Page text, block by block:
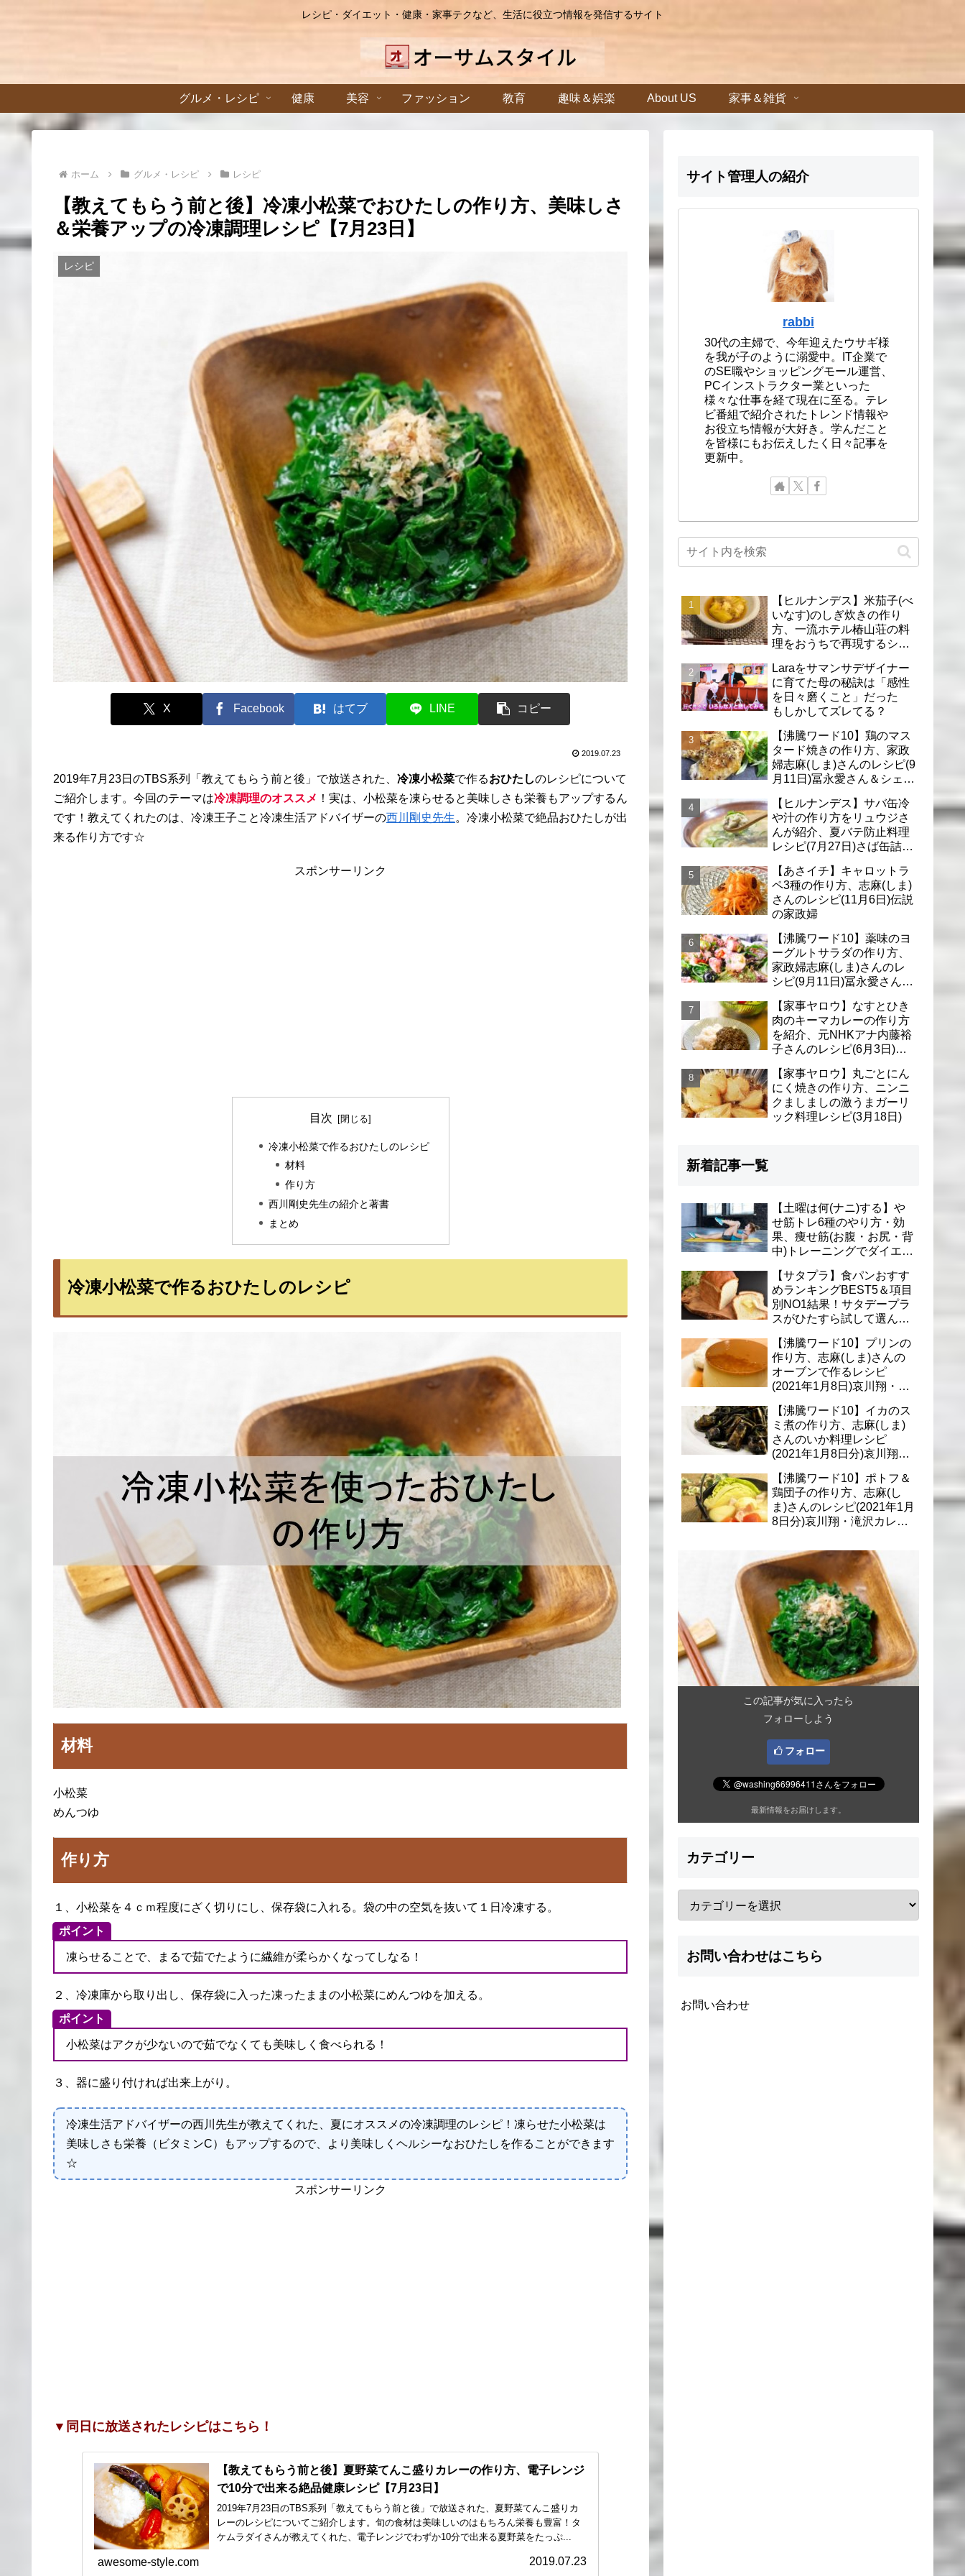
レシピ・ダイエット・健康・家事テクなど、生活に役立つ情報を発信するサイト
グルメ・レシピ 健康 美容 ファッション 教育 趣味＆娯楽 About US 家事＆雑貨
ホーム グルメ・レシピ レシピ
【教えてもらう前と後】冷凍小松菜でおひたしの作り方、美味しさ
＆栄養アップの冷凍調理レシピ【7月23日】
レシピ
X Facebook はてブ LINE コピー
2019.07.23
2019年7月23日のTBS系列「教えてもらう前と後」で放送された、 冷凍小松菜で作るおひたしのレシピについて
ご紹介します。今回のテーマは冷凍調理のオススメ ！実は、小松菜を凍らせると美味しさも栄養もアップするん
です！教えてくれたのは、冷凍王子こと冷凍生活アドバイザーの西川剛史先生。冷凍小松菜で絶品おひたしが出
来る作り方です☆
スポンサーリンク
目次
冷凍小松菜で作るおひたしのレシピ
材料
作り方
西川剛史先生の紹介と著書
まとめ
冷凍小松菜で作るおひたしのレシピ
材料
小松菜
めんつゆ
作り方
１、小松菜を４ｃｍ程度にざく切りにし、保存袋に入れる。袋の中の空気を抜いて１日冷凍する。
ポイント
凍らせることで、まるで茹でたように繊維が柔らかくなってしなる！
２、冷凍庫から取り出し、保存袋に入った凍ったままの小松菜にめんつゆを加える。
ポイント
小松菜はアクが少ないので茹でなくても美味しく食べられる！
３、器に盛り付ければ出来上がり。
冷凍生活アドバイザーの西川先生が教えてくれた、夏にオススメの冷凍調理のレシピ！凍らせた小松菜は
美味しさも栄養（ビタミンC）もアップするので、より美味しくヘルシーなおひたしを作ることができます
☆
スポンサーリンク
▼同日に放送されたレシピはこちら！
【教えてもらう前と後】夏野菜てんこ盛りカレーの作り方、電子レンジ
で10分で出来る絶品健康レシピ【7月23日】
2019年7月23日のTBS系列「教えてもらう前と後」で放送された、夏野菜てんこ盛りカ
レーのレシピについてご紹介します。旬の食材は美味しいのはもちろん栄養も豊富！タ
ケムラダイさんが教えてくれた、電子レンジでわずか10分で出来る夏野菜をたっぷ...
awesome-style.com 2019.07.23
サイト管理人の紹介
rabbi
30代の主婦で、今年迎えたウサギ様
を我が子のように溺愛中。IT企業で
のSE職やショッピングモール運営、
PCインストラクター業といった
様々な仕事を経て現在に至る。テレ
ビ番組で紹介されたトレンド情報や
お役立ち情報が大好き。学んだこと
を皆様にもお伝えしたく日々記事を
更新中。
【ヒルナンデス】米茄子(べ
いなす)のしぎ炊きの作り
方、一流ホテル椿山荘の料
理をおうちで再現するシェ
Laraをサマンサデザイナー
に育てた母の秘訣は「感性
を日々磨くこと」だった
もしかしてズレてる？
【沸騰ワード10】鶏のマス
タード焼きの作り方、家政
婦志麻(しま)さんのレシピ(9
月11日)冨永愛さん＆シェリ
【ヒルナンデス】サバ缶冷
や汁の作り方をリュウジさ
んが紹介、夏バテ防止料理
レシピ(7月27日)さば缶詰で
【あさイチ】キャロットラ
ペ3種の作り方、志麻(しま)
さんのレシピ(11月6日)伝説
の家政婦
【沸騰ワード10】薬味のヨ
ーグルトサラダの作り方、
家政婦志麻(しま)さんのレ
シピ(9月11日)冨永愛さん＆
【家事ヤロウ】なすとひき
肉のキーマカレーの作り方
を紹介、元NHKアナ内藤裕
子さんのレシピ(6月3日)リ
【家事ヤロウ】丸ごとにん
にく焼きの作り方、ニンニ
クましましの激うまガーリ
ック料理レシピ(3月18日)
新着記事一覧
【土曜は何(ナニ)する】や
せ筋トレ6種のやり方・効
果、痩せ筋(お腹・お尻・背
中)トレーニングでダイエッ
【サタプラ】食パンおすす
めランキングBEST5＆項目
別NO1結果！サタデープラ
スがひたすら試して選んだ
【沸騰ワード10】プリンの
作り方、志麻(しま)さんの
オーブンで作るレシピ
(2021年1月8日)哀川翔・滝
理
【沸騰ワード10】イカのス
ミ煮の作り方、志麻(しま)
さんのいか料理レシピ
(2021年1月8日分)哀川翔・
【沸騰ワード10】ポトフ＆
鶏団子の作り方、志麻(し
ま)さんのレシピ(2021年1月
8日分)哀川翔・滝沢カレ
この記事が気に入ったら
フォローしよう
フォロー
最新情報をお届けします。
カテゴリー
お問い合わせはこちら
お問い合わせ